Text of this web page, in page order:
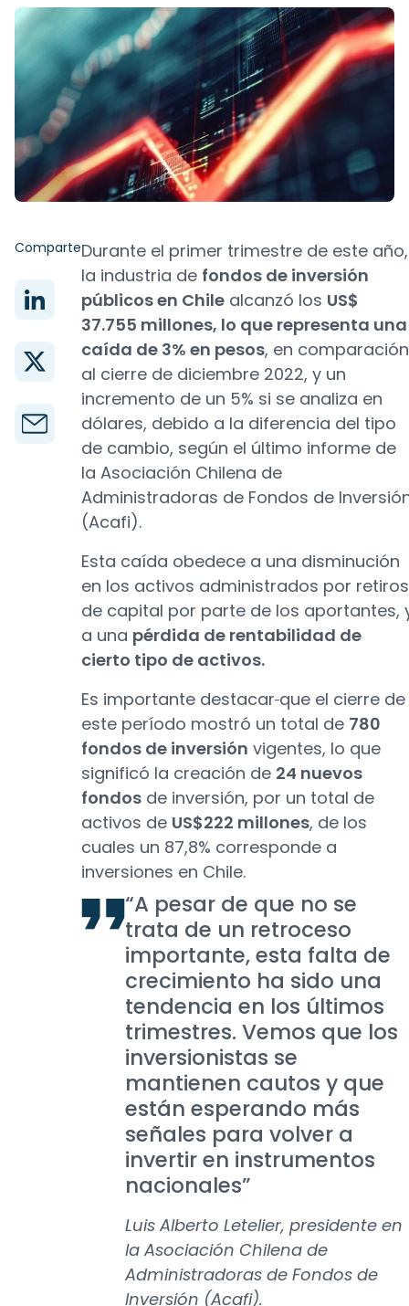
ComparteDurante el primer trimestre de este año,
la industria de fondos de inversión
públicos en Chile alcanzó los US$
37.755 millones, lo que representa una
caída de 3% en pesos, en comparación
al cierre de diciembre 2022, y un
incremento de un 5% si se analiza en
dólares, debido a la diferencia del tipo
de cambio, según el último informe de
la Asociación Chilena de
Administradoras de Fondos de
(Acafi).
Esta caída obedece a una disminución
en los activos administrados por retiros
de capital por parte de los aportantes,
a una pérdida de rentabilidad de
cierto tipo de activos.
Es importante destacar que el cierre de
este período mostró un total de 780
fondos de inversión vigentes, lo que
significó la creación de 24 nuevos
fondos de inversión, por un total de
activos de US$222 millones, de los
cuales un 87,8% corresponde a
inversiones en Chile.
“A pesar de que no se
trata de un retroceso
importante, esta falta de
crecimiento ha sido una
tendencia en los últimos
trimestres. Vemos que los
inversionistas se
mantienen cautos y que
están esperando más
señales para volver a
invertir en instrumentos
nacionales”
Luis Alberto Letelier, presidente en
la Asociación Chilena de
Administradoras de Fondos de
Inversión (Acafi).